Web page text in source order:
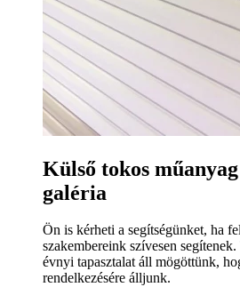
Külső tokos
galéria
Ön is kérheti a segítségünket, ha
szakembereink szívesen
évnyi tapasztalat áll mögöttünk,
rendelkezésére álljunk.